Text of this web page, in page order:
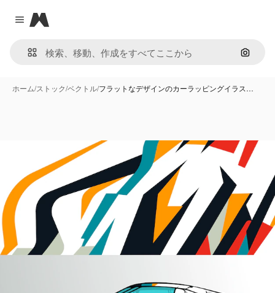
Close menu
Magnific
画像で
ホーム/ストック/ベクトル/フラットなデザインのカーラッピングイラス…